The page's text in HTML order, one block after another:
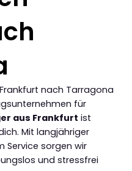
nach Tarragona
für
aus Frankfurt ist
Mit langjähriger
Service sorgen wir
und stressfrei